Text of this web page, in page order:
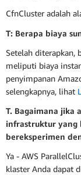
CfnCluster adalah
T: Berapa biaya
Setelah diterapkan,
meliputi biaya
penyimpanan
selengkapnya, lihat
T. Bagaimana jika
infrastruktur yang
bereksperimen
Ya - AWS
klaster Anda dapat